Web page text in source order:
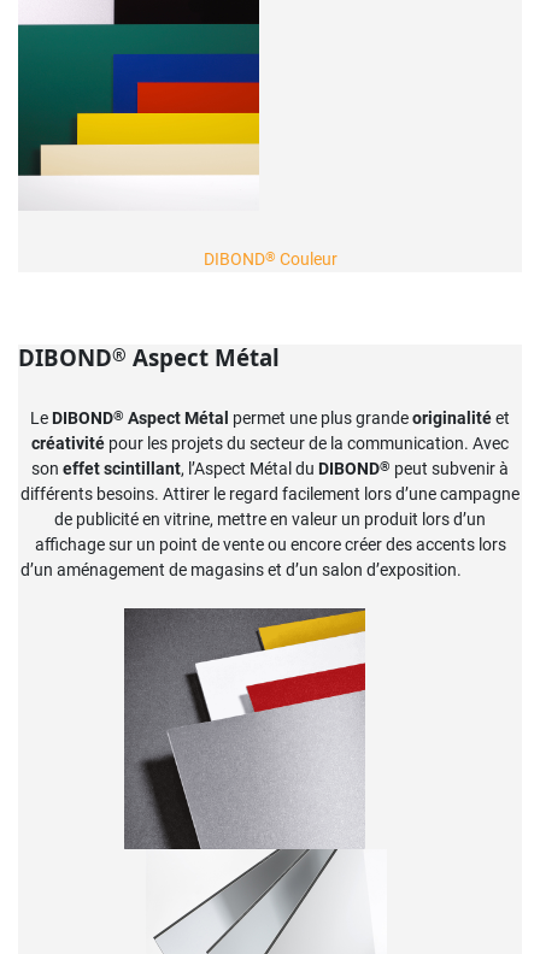
DIBOND® Couleur
DIBOND® Aspect Métal
LeDIBOND® Aspect Métal permet une plus grandeoriginalitéet
créativité pour les projets du secteur de la communication. Avec
son effet scintillant, l’Aspect Métal du DIBOND® peut subvenir à
différents besoins. Attirer le regard facilement lors d’une campagne
de publicité en vitrine, mettre en valeur un produit lors d’un
affichage sur un point de vente ou encore créer des accents lors
d’un aménagement de magasins et d’un salon d’exposition.